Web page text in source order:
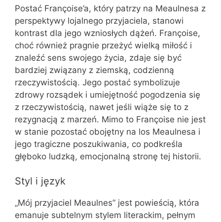
Postać Françoise’a, który patrzy na Meaulnesa z
perspektywy lojalnego przyjaciela, stanowi
kontrast dla jego wzniosłych dążeń. Françoise,
choć również pragnie przeżyć wielką miłość i
znaleźć sens swojego życia, zdaje się być
bardziej związany z ziemską, codzienną
rzeczywistością. Jego postać symbolizuje
zdrowy rozsądek i umiejętność pogodzenia się
z rzeczywistością, nawet jeśli wiąże się to z
rezygnacją z marzeń. Mimo to Françoise nie jest
w stanie pozostać obojętny na los Meaulnesa i
jego tragiczne poszukiwania, co podkreśla
głęboko ludzką, emocjonalną stronę tej historii.
Styl i język
„Mój przyjaciel Meaulnes” jest powieścią, która
emanuje subtelnym stylem literackim, pełnym